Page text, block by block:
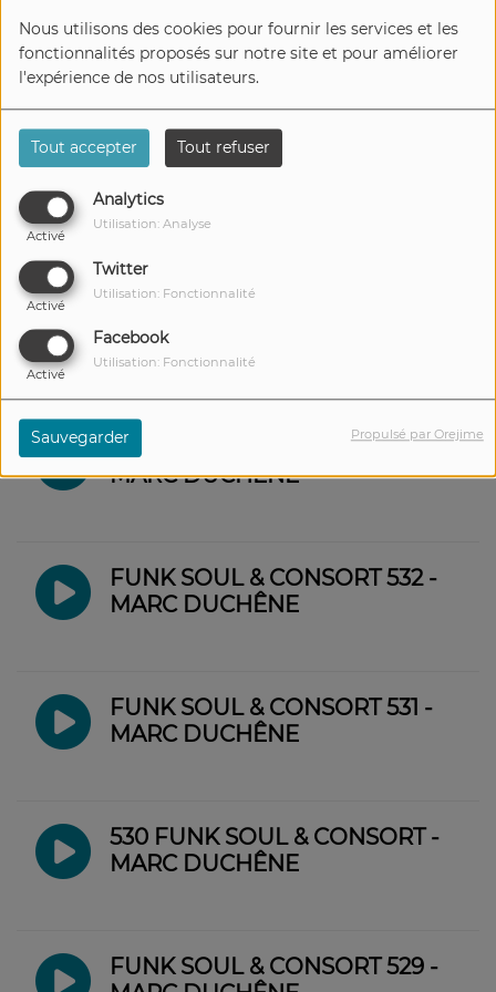
Nous utilisons des cookies pour fournir les services et les
fonctionnalités proposés sur notre site et pour améliorer
l'expérience de nos utilisateurs.
Tout accepter Tout refuser
Analytics
Activé
Utilisation: Analyse
Twitter
Activé
Utilisation: Fonctionnalité
Facebook
Activé
Utilisation: Fonctionnalité
Sauvegarder Propulsé par Orejime
FUNK SOUL & CONSORT 536 -
MARC DUCHÊNE
FUNK SOUL & CONSORT 535 -
MARC DUCHÊNE
MARC DUCHÊNE
FUNK SOUL & CONSORT 533 -
MARC DUCHÊNE
FUNK SOUL & CONSORT 532 -
MARC DUCHÊNE
FUNK SOUL & CONSORT 531 -
MARC DUCHÊNE
530 FUNK SOUL & CONSORT -
MARC DUCHÊNE
FUNK SOUL & CONSORT 529 -